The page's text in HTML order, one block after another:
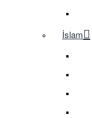
İslam